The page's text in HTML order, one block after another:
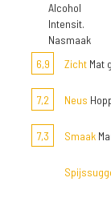
Alcohol
Intensit.
Nasmaak
6,9
Zicht Mat
7,2 Neus
7,3 Smaak